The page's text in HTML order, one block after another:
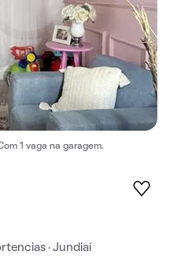
1 vaga na garagem.
· Jundiaí